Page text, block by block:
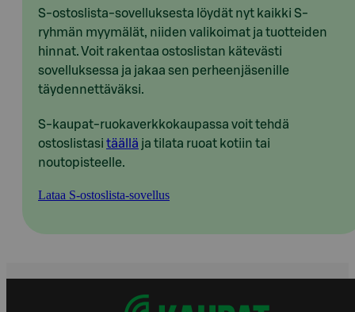
S-ostoslista-sovelluksesta löydät nyt kaikki S-
ryhmän myymälät, niiden valikoimat ja tuotteiden
hinnat. Voit rakentaa ostoslistan kätevästi
sovelluksessa ja jakaa sen perheenjäsenille
täydennettäväksi.
S-kaupat-ruokaverkkokaupassa voit tehdä
ostoslistasi täällä ja tilata ruoat kotiin tai
noutopisteelle.
Lataa S-ostoslista-sovellus